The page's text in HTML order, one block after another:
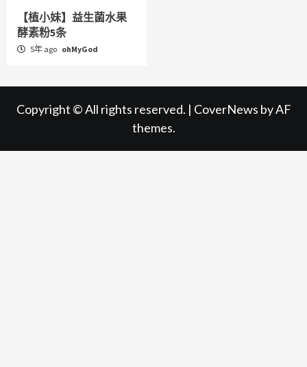
【植小妹】益生菌水果
酵素粉5条
5年 ago ohMyGod
Copyright © All rights reserved. | CoverNews by AF
themes.